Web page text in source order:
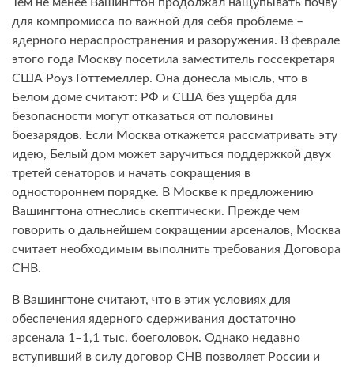
для компромисса по важной для себя проблеме –
ядерного нераспространения и разоружения. В феврале
этого года Москву посетила заместитель госсекретаря
США Роуз Готтемеллер. Она донесла мысль, что в
Белом доме считают: РФ и США без ущерба для
безопасности могут отказаться от половины
боезарядов. Если Москва откажется рассматривать эту
идею, Белый дом может заручиться поддержкой двух
третей сенаторов и начать сокращения в
одностороннем порядке. В Москве к предложению
Вашингтона отнеслись скептически. Прежде чем
говорить о дальнейшем сокращении арсеналов, Москва
считает необходимым выполнить требования Договора
СНВ.
В Вашингтоне считают, что в этих условиях для
обеспечения ядерного сдерживания достаточно
арсенала 1–1,1 тыс. боеголовок. Однако недавно
вступивший в силу договор СНВ позволяет России и